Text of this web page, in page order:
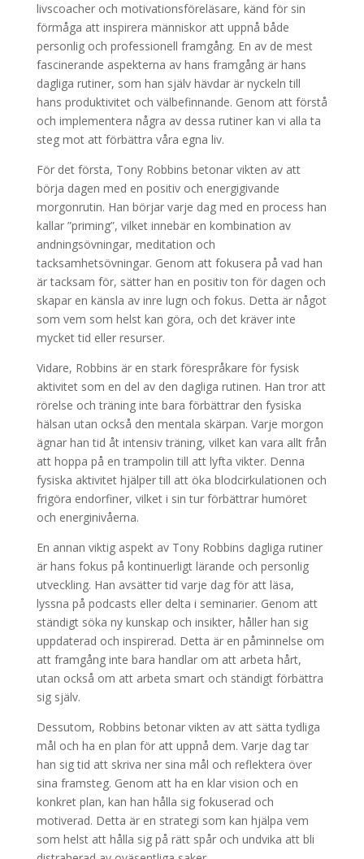
livscoacher och motivationsföreläsare, känd för sin
förmåga att inspirera människor att uppnå både
personlig och professionell framgång. En av de mest
fascinerande aspekterna av hans framgång är hans
dagliga rutiner, som han själv hävdar är nyckeln till
hans produktivitet och välbefinnande. Genom att förstå
och implementera några av dessa rutiner kan vi alla ta
steg mot att förbättra våra egna liv.
För det första, Tony Robbins betonar vikten av att
börja dagen med en positiv och energigivande
morgonrutin. Han börjar varje dag med en process han
kallar ”priming”, vilket innebär en kombination av
andningsövningar, meditation och
tacksamhetsövningar. Genom att fokusera på vad han
är tacksam för, sätter han en positiv ton för dagen och
skapar en känsla av inre lugn och fokus. Detta är något
som vem som helst kan göra, och det kräver inte
mycket tid eller resurser.
Vidare, Robbins är en stark förespråkare för fysisk
aktivitet som en del av den dagliga rutinen. Han tror att
rörelse och träning inte bara förbättrar den fysiska
hälsan utan också den mentala skärpan. Varje morgon
ägnar han tid åt intensiv träning, vilket kan vara allt från
att hoppa på en trampolin till att lyfta vikter. Denna
fysiska aktivitet hjälper till att öka blodcirkulationen och
frigöra endorfiner, vilket i sin tur förbättrar humöret
och energinivåerna.
En annan viktig aspekt av Tony Robbins dagliga rutiner
är hans fokus på kontinuerligt lärande och personlig
utveckling. Han avsätter tid varje dag för att läsa,
lyssna på podcasts eller delta i seminarier. Genom att
ständigt söka ny kunskap och insikter, håller han sig
uppdaterad och inspirerad. Detta är en påminnelse om
att framgång inte bara handlar om att arbeta hårt,
utan också om att arbeta smart och ständigt förbättra
sig själv.
Dessutom, Robbins betonar vikten av att sätta tydliga
mål och ha en plan för att uppnå dem. Varje dag tar
han sig tid att skriva ner sina mål och reflektera över
sina framsteg. Genom att ha en klar vision och en
konkret plan, kan han hålla sig fokuserad och
motiverad. Detta är en strategi som kan hjälpa vem
som helst att hålla sig på rätt spår och undvika att bli